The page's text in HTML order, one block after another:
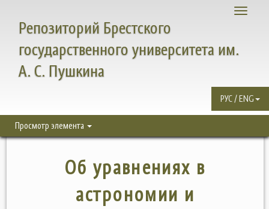
Toggle
Репозиторий Брестского
государственного университета им.
А. С. Пушкина
РУС / ENG
Просмотр элемента
Об уравнениях в
астрономии и